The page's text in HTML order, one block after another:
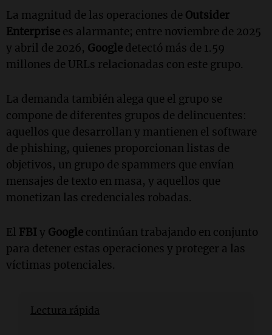
La magnitud de las operaciones de Outsider
Enterprise es alarmante; entre noviembre de 2025
y abril de 2026, Google detectó más de 1.59
millones de URLs relacionadas con este grupo.
La demanda también alega que el grupo se
compone de diferentes grupos de delincuentes:
aquellos que desarrollan y mantienen el software
de phishing, quienes proporcionan listas de
objetivos, un grupo de spammers que envían
mensajes de texto en masa, y aquellos que
monetizan las credenciales robadas.
El FBI y Google continúan trabajando en conjunto
para detener estas operaciones y proteger a las
víctimas potenciales.
Lectura rápida